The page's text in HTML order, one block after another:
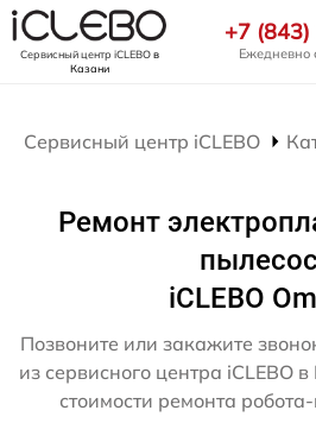
Сервисный центр iCLEBOв
Казани
+7
Ежедневно
Сервисный центр iCLEBO
Ремонт
iCLEBO
Позвоните или закажите
из сервисного центра iCLEBO
стоимости ремонта